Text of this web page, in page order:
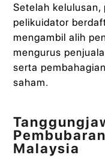
Setelah
pelikuidator
mengambil alih
mengurus
serta
saham.
Malaysia